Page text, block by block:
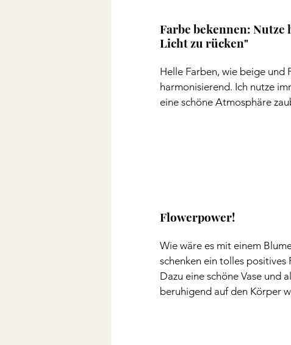
Farbe bekennen:
Licht zu rücken"
Helle Farben, wie beige und
harmonisierend. Ich nutze
eine schöne Atmosphäre
Flowerpower!
Wie wäre es mit einem
schenken ein tolles positives
Dazu eine schöne Vase und
beruhigend auf den Körper